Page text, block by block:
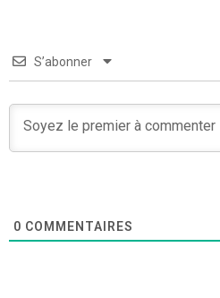
S’abonner
0 COMMENTAIRES